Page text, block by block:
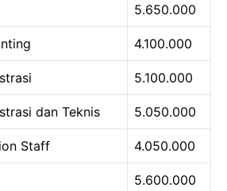
5.650.000
4.100.000
5.100.000
dan Teknis 5.050.000
Staff 4.050.000
5.600.000